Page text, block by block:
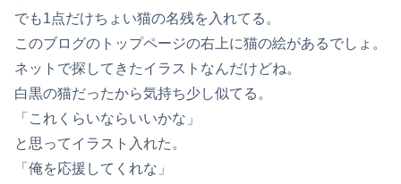
でも1点だけちょい猫の名残を入れてる。
このブログのトップページの右上に猫の絵があるでしょ。
ネットで探してきたイラストなんだけどね。
白黒の猫だったから気持ち少し似てる。
「これくらいならいいかな」
と思ってイラスト入れた。
「俺を応援してくれな」